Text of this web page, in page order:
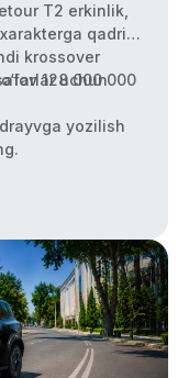
T2 erkinlik,
qadri
krossover
128 000 000
uchun
yozilish